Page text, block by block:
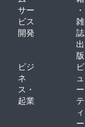
サー
ビス
開発
・
雑
誌
出
版
ビジ
ネ
ス・
起業
ビ
ュ
ー
テ
ィ
ー